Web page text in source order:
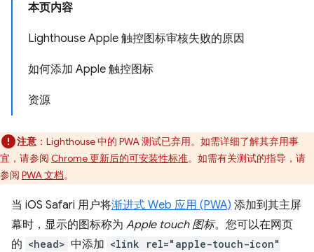
本页内容
Lighthouse Apple 触控图标审核失败的原因
如何添加 Apple 触控图标
资源
注意 ：Lighthouse 中的 PWA 测试已弃用。如需详细了解其弃用事
宜，请参阅 Chrome 更新后的可安装性标准。如需有关测试的指导，请
参阅 PWA 文档。
当 iOS Safari 用户将渐进式 Web 应用 (PWA) 添加到其主屏
幕时，显示的图标称为 Apple touch 图标。您可以在网页
的 <head> 中添加 <link rel="apple-touch-icon"